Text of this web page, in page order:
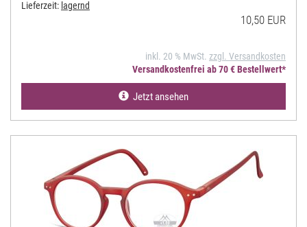
Lieferzeit: lagernd
10,50 EUR
inkl. 20 % MwSt. zzgl. Versandkosten
Versandkostenfrei ab 70 € Bestellwert*
Jetzt ansehen